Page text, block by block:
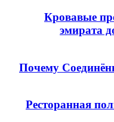
“Кровавые
эмирата
“Почему